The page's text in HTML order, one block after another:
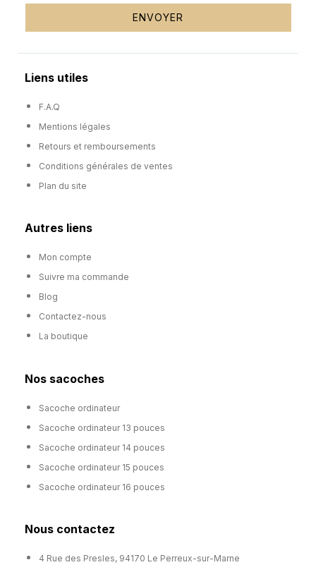
ENVOYER
Liens utiles
F.A.Q
Mentions légales
Retours et remboursements
Conditions générales de ventes
Plan du site
Autres liens
Mon compte
Suivre ma commande
Blog
Contactez-nous
La boutique
Nos sacoches
Sacoche ordinateur
Sacoche ordinateur 13 pouces
Sacoche ordinateur 14 pouces
Sacoche ordinateur 15 pouces
Sacoche ordinateur 16 pouces
Nous contactez
4 Rue des Presles, 94170 Le Perreux-sur-Marne